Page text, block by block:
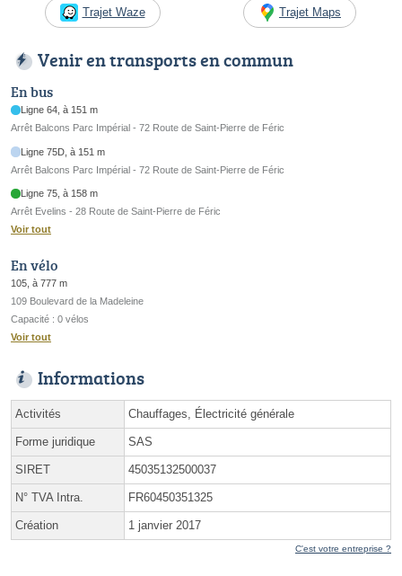
Trajet Waze Trajet Maps
Venir en transports en commun
En bus
Ligne 64, à 151 m
Arrêt Balcons Parc Impérial - 72 Route de Saint-Pierre de Féric
Ligne 75D, à 151 m
Arrêt Balcons Parc Impérial - 72 Route de Saint-Pierre de Féric
Ligne 75, à 158 m
Arrêt Evelins - 28 Route de Saint-Pierre de Féric
Voir tout
En vélo
105, à 777 m
109 Boulevard de la Madeleine
Capacité : 0 vélos
Voir tout
Informations
Activités Chauffages, Électricité générale
Forme juridique SAS
SIRET 45035132500037
N° TVA Intra. FR60450351325
Création 1 janvier 2017
C'est votre entreprise ?